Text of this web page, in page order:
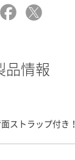
品情報
ストラップ付き！